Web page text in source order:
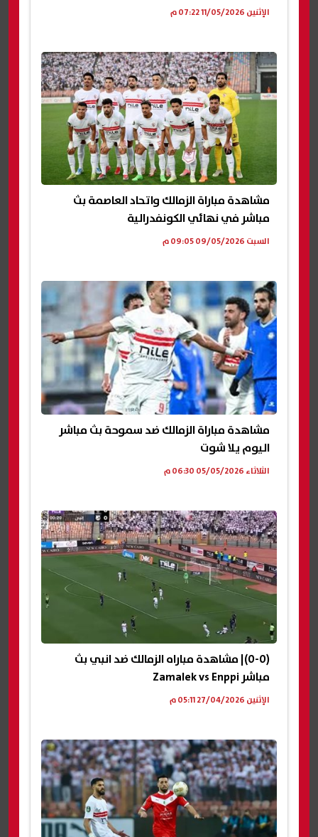
الإثنين 11/05/2026 07:22 م
مشاهدة مباراة الزمالك واتحاد العاصمة بث
مباشر في نهائي الكونفدرالية
السبت 09/05/2026 09:05 م
مشاهدة مباراة الزمالك ضد سموحة بث مباشر
اليوم يلا شوت
الثلاثاء 05/05/2026 06:30 م
(0-0)| مشاهدة مباراه الزمالك ضد انبي بث
مباشر Zamalek vs Enppi
الإثنين 27/04/2026 05:11 م